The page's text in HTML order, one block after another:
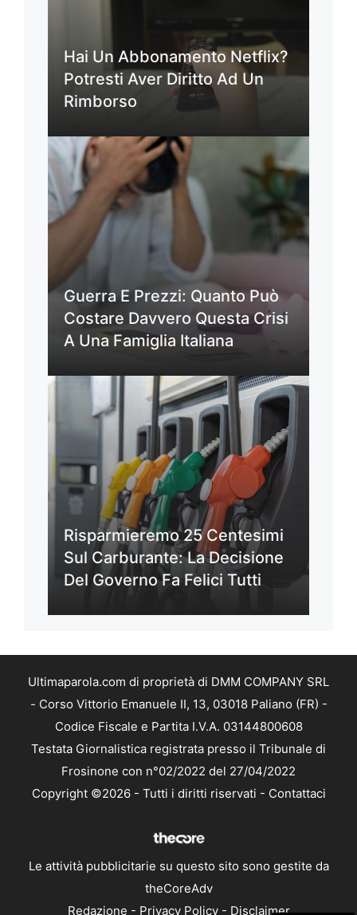
Hai Un Abbonamento Netflix?
Potresti Aver Diritto Ad Un
Rimborso
Guerra E Prezzi: Quanto Può
Costare Davvero Questa Crisi
A Una Famiglia Italiana
Risparmieremo 25 Centesimi
Sul Carburante: La Decisione
Del Governo Fa Felici Tutti
Ultimaparola.com di proprietà di DMM COMPANY SRL
- Corso Vittorio Emanuele II, 13, 03018 Paliano (FR) -
Codice Fiscale e Partita I.V.A. 03144800608
Testata Giornalistica registrata presso il Tribunale di
Frosinone con n°02/2022 del 27/04/2022
Copyright ©2026 - Tutti i diritti riservati - Contattaci
Le attività pubblicitarie su questo sito sono gestite da
theCoreAdv
Redazione - Privacy Policy- Disclaimer